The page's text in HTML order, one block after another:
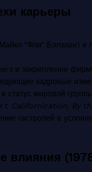
карьеры
"Фли" Бэлзари) и
и закрепление
кадровые
статус мировой
с Californication, By
гастролей в
влияния